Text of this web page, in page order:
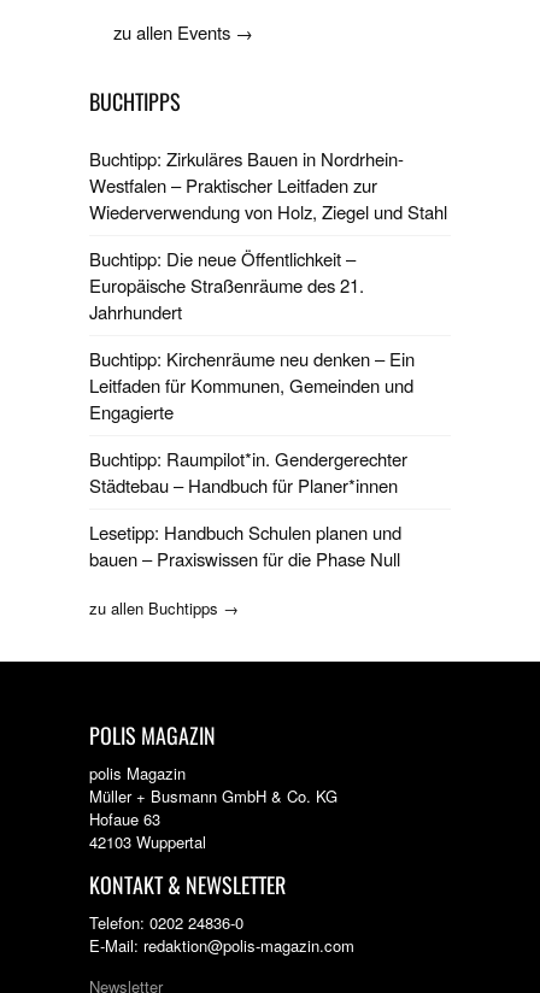
zu allen Events →
BUCHTIPPS
Buchtipp: Zirkuläres Bauen in Nordrhein-
Westfalen – Praktischer Leitfaden zur
Wiederverwendung von Holz, Ziegel und Stahl
Buchtipp: Die neue Öffentlichkeit –
Europäische Straßenräume des 21.
Jahrhundert
Buchtipp: Kirchenräume neu denken – Ein
Leitfaden für Kommunen, Gemeinden und
Engagierte
Buchtipp: Raumpilot*in. Gendergerechter
Städtebau – Handbuch für Planer*innen
Lesetipp: Handbuch Schulen planen und
bauen – Praxiswissen für die Phase Null
zu allen Buchtipps →
POLIS MAGAZIN
polis Magazin
Müller + Busmann GmbH & Co. KG
Hofaue 63
42103 Wuppertal
KONTAKT & NEWSLETTER
Telefon: 0202 24836-0
E-Mail: redaktion@polis-magazin.com
Newsletter